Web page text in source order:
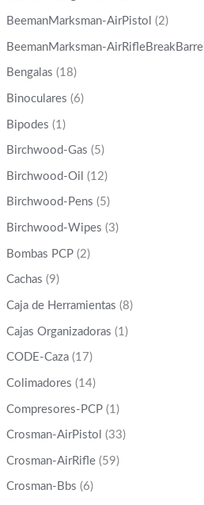
BeemanMarksman-AirPistol (2)
BeemanMarksman-AirRifleBreakBarrel
Bengalas (18)
Binoculares (6)
Bipodes (1)
Birchwood-Gas (5)
Birchwood-Oil (12)
Birchwood-Pens (5)
Birchwood-Wipes (3)
Bombas PCP (2)
Cachas (9)
Caja de Herramientas (8)
Cajas Organizadoras (1)
CODE-Caza (17)
Colimadores (14)
Compresores-PCP (1)
Crosman-AirPistol (33)
Crosman-AirRifle (59)
Crosman-Bbs (6)